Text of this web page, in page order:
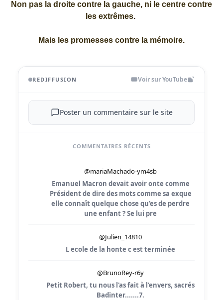
Non pas la droite contre la gauche, ni le centre contre
les extrêmes.
Mais les promesses contre la mémoire.
REDIFFUSION Voir sur YouTube
Poster un commentaire sur le site
COMMENTAIRES RÉCENTS
@mariaMachado-ym4sb
Emanuel Macron devait avoir onte comme
Président de dire des mots comme sa exque
elle connaît quelque chose qu'es de perdre
une enfant ? Se lui pre
@Julien_14810
L ecole de la honte c est terminée
@BrunoRey-r6y
Petit Robert, tu nous l'as fait à l'envers, sacrés
Badinter.......7.